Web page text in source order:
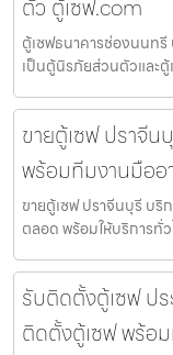
ตัว ตู้เซฟ.com
ตู้เซฟธนาคารช่องนนทรี
เป็นตู้นิรภัยส่วนตัวและ
ขายตู้เซฟ ปราจี
พร้อมทีมงานมืออ
ขายตู้เซฟ ปราจีนบุรี บริ
ตลอด พร้อมให้บริการทั่
รับติดตั้งตู้เซฟ ป
ติดตั้งตู้เซฟ พร้อ